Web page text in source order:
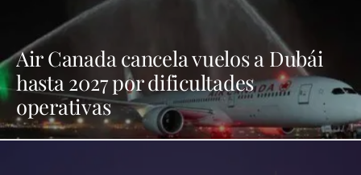
Air Canada cancela vuelos a Dubái
hasta 2027 por dificultades
operativas